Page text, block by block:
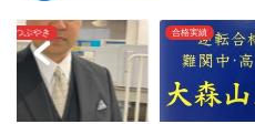
のつぶやき 合格実績